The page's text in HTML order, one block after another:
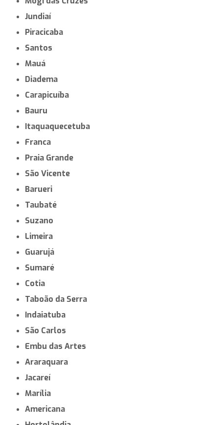
Jundiaí
Piracicaba
Santos
Mauá
Diadema
Carapicuíba
Bauru
Itaquaquecetuba
Franca
Praia Grande
São Vicente
Barueri
Taubaté
Suzano
Limeira
Guarujá
Sumaré
Cotia
Taboão da Serra
Indaiatuba
São Carlos
Embu das Artes
Araraquara
Jacareí
Marília
Americana